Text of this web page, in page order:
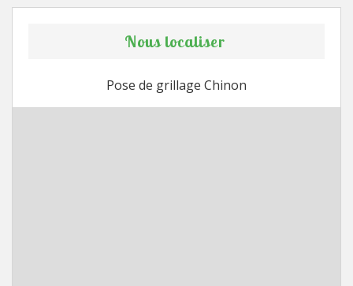
Nous localiser
Pose de grillage Chinon